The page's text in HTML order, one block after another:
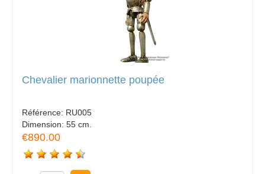
Chevalier marionnette poupée
Référence: RU005
Dimension: 55 cm.
€890.00